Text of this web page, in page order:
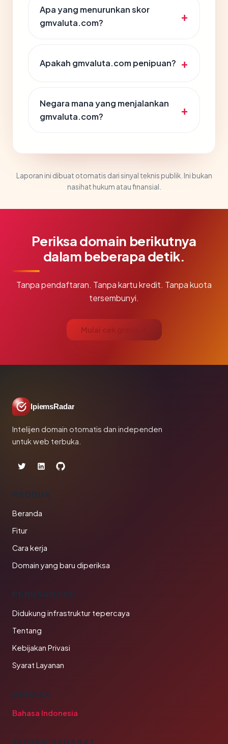
Apa yang menurunkan skor
gmvaluta.com?
Apakah gmvaluta.com penipuan?
Negara mana yang menjalankan
gmvaluta.com?
Laporan ini dibuat otomatis dari sinyal teknis publik. Ini bukan
nasihat hukum atau finansial.
Periksa domain berikutnya
dalam beberapa detik.
Tanpa pendaftaran. Tanpa kartu kredit. Tanpa kuota
tersembunyi.
Mulai cek gratis →
IpiemsRadar
Intelijen domain otomatis dan independen
untuk web terbuka.
PRODUK
Beranda
Fitur
Cara kerja
Domain yang baru diperiksa
PERUSAHAAN
Didukung infrastruktur tepercaya
Tentang
Kebijakan Privasi
Syarat Layanan
BAHASA
Bahasa Indonesia
TAUTAN SAHABAT